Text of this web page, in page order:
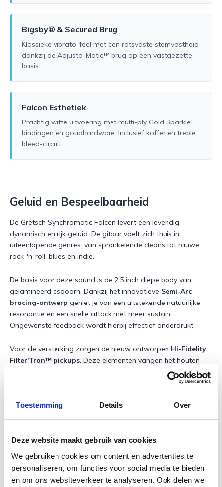
Toestemming Details Over
Deze website maakt gebruik van cookies
We gebruiken cookies om content en advertenties te
personaliseren, om functies voor social media te bieden
en om ons websiteverkeer te analyseren. Ook delen we
Bigsby® & Secured Brug
Klassieke vibrato-feel met een rotsvaste stemvastheid
dankzij de Adjusto-Matic™ brug op een vastgezette
basis.
Falcon Esthetiek
Prachtig witte uitvoering met multi-ply Gold Sparkle
bindingen en goudhardware. Inclusief koffer en treble
bleed-circuit.
Geluid en Bespeelbaarheid
De Gretsch Synchromatic Falcon levert een levendig,
dynamisch en rijk geluid. De gitaar voelt zich thuis in
uiteenlopende genres: van sprankelende cleans tot rauwe
rock-'n-roll, blues en indie.
De basis voor deze sound is de 2,5 inch diepe body van
gelamineerd esdoorn. Dankzij het innovatieve Semi-Arc
bracing-ontwerp geniet je van een uitstekende natuurlijke
resonantie en een snelle attack met meer sustain.
Ongewenste feedback wordt hierbij effectief onderdrukt.
Voor de versterking zorgen de nieuw ontworpen Hi-Fidelity
Filter'Tron™ pickups . Deze elementen vangen het houten
karakter van de hollowbody perfect op en vertalen dit in een
De bespeelbaarheid is modern en uiterst comfortabel. De
esdoorn hals heeft een soepelSoft "C"-profielen is
pearloid Neo-Classic™ thumbnail inlays. De topkam van puur
been zorgt voor een superieure toonoverdracht.